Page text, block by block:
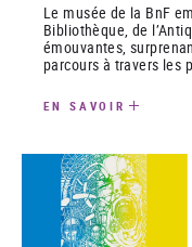
Le musée de la BnF
Bibliothèque, de
émouvantes,
parcours à travers les
EN SAVOIR